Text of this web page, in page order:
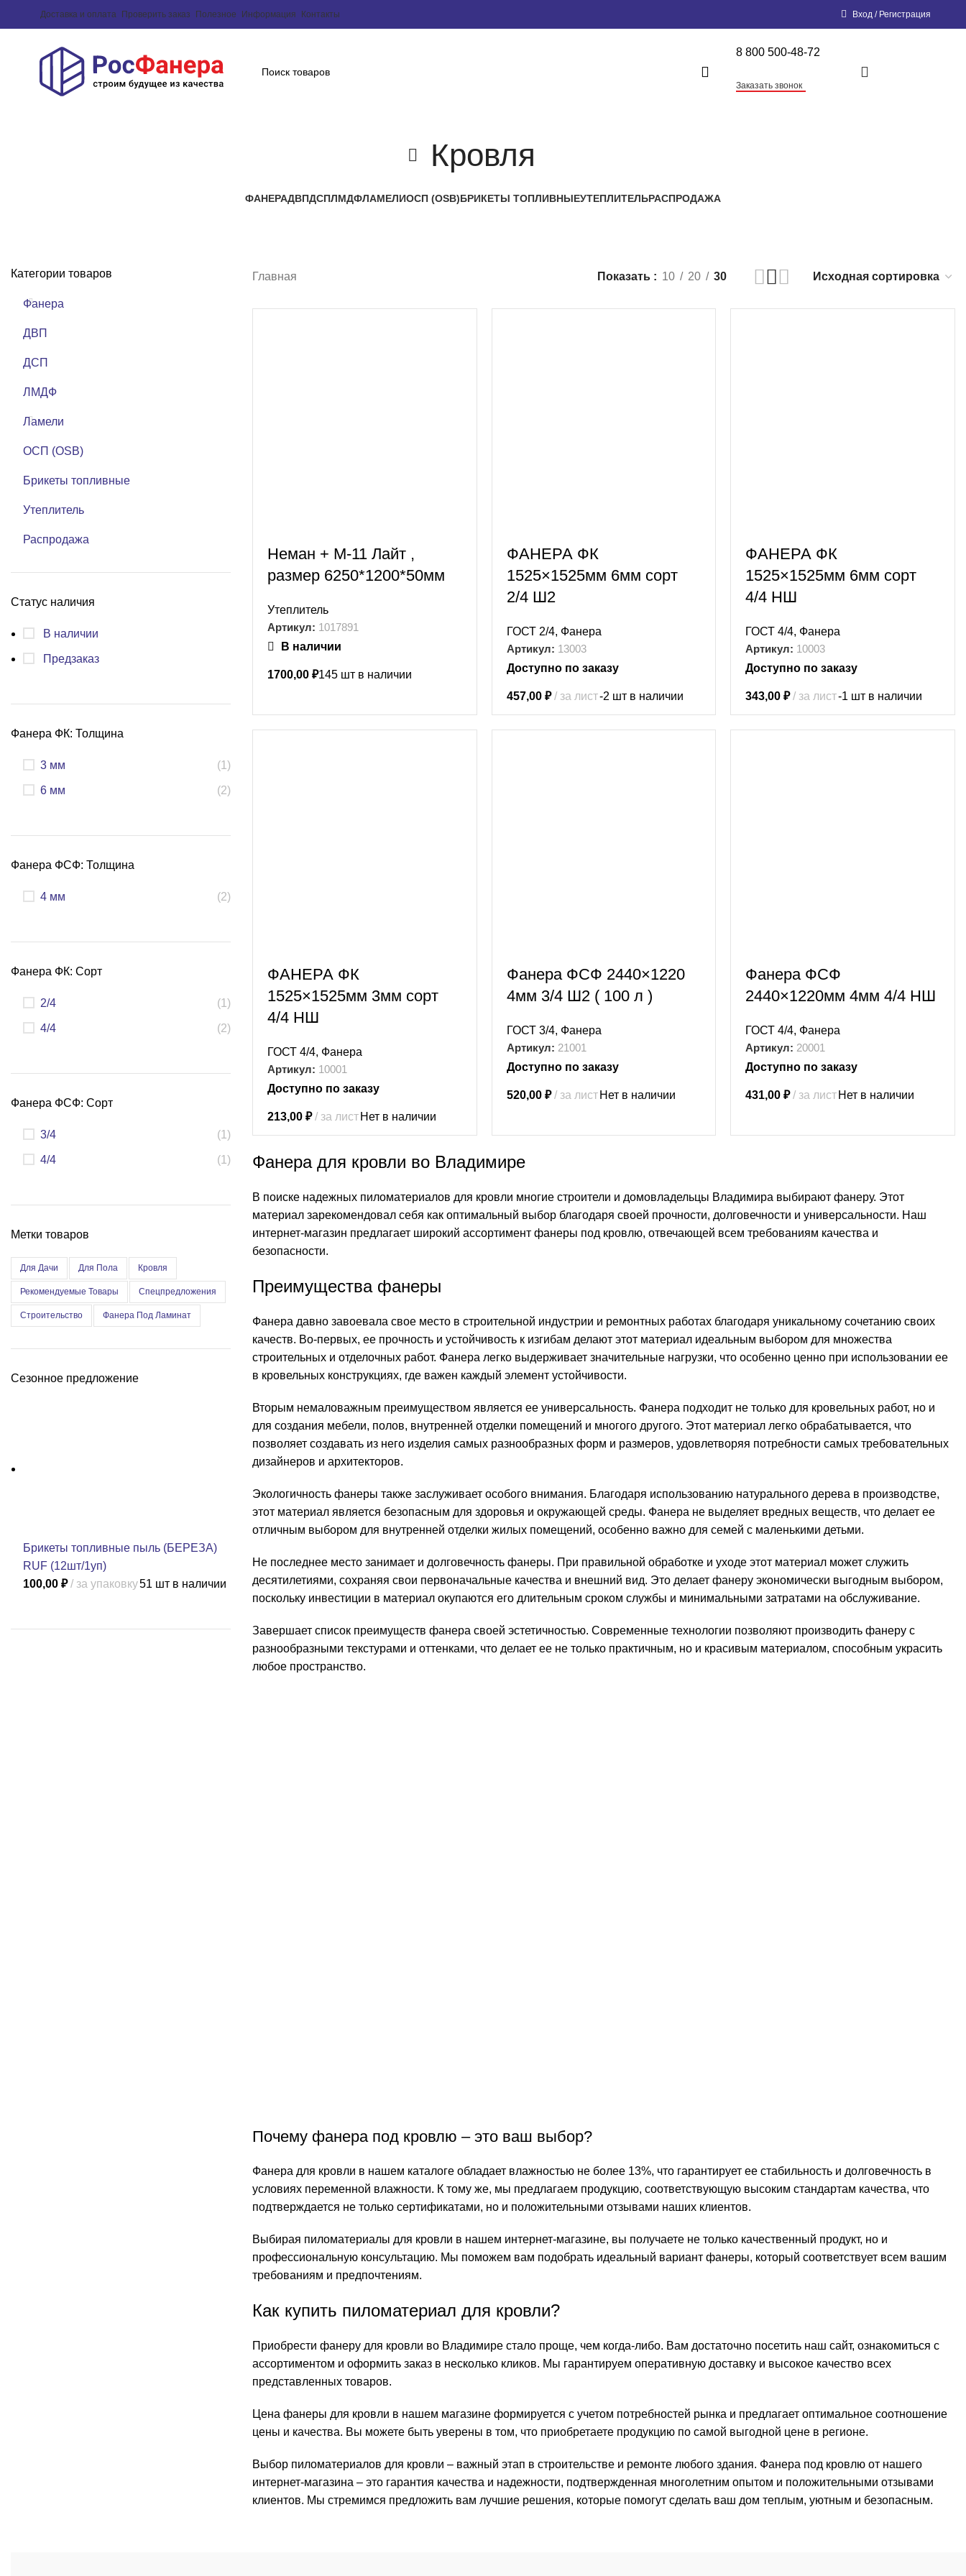
Доставка и оплата Проверить заказ Полезное Информация Контакты Вход / Регистрация
8 800 500-48-72
Заказать звонок
Кровля
ФАНЕРАДВПДСПЛМДФЛАМЕЛИОСП (OSB)БРИКЕТЫ ТОПЛИВНЫЕУТЕПЛИТЕЛЬРАСПРОДАЖА
Категории товаров
Фанера
ДВП
ДСП
ЛМДФ
Ламели
ОСП (OSB)
Брикеты топливные
Утеплитель
Распродажа
Статус наличия
В наличии
Предзаказ
Фанера ФК: Толщина
3 мм (1)
6 мм (2)
Фанера ФСФ: Толщина
4 мм (2)
Фанера ФК: Сорт
2/4 (1)
4/4 (2)
Фанера ФСФ: Сорт
3/4 (1)
4/4 (1)
Метки товаров
Для Дачи Для Пола Кровля
Рекомендуемые Товары Спецпредложения
Строительство Фанера Под Ламинат
Сезонное предложение
Брикеты топливные пыль (БЕРЕЗА)
RUF (12шт/1уп)
100,00 ₽ за упаковку51 шт в наличии
Главная Показать 10 20 30
Неман + М-11 Лайт ,
размер 6250*1200*50мм
Утеплитель
Артикул: 1017891
В наличии
1700,00 ₽145 шт в наличии
ФАНЕРА ФК
1525×1525мм 6мм сорт
2/4 Ш2
ГОСТ 2/4, Фанера
Артикул: 13003
Доступно по заказу
457,00 ₽ за лист-2 шт в наличии
ФАНЕРА ФК
1525×1525мм 6мм сорт
4/4 НШ
ГОСТ 4/4, Фанера
Артикул: 10003
Доступно по заказу
343,00₽ за лист-1 шт в наличии
ФАНЕРА ФК
1525×1525мм 3мм сорт
4/4 НШ
ГОСТ 4/4, Фанера
Артикул: 10001
Доступно по заказу
213,00 ₽ за лист Нет в наличии
Фанера ФСФ 2440×1220
4мм 3/4 Ш2 ( 100 л )
ГОСТ 3/4, Фанера
Артикул: 21001
Доступно по заказу
520,00 ₽ за лист Нет в наличии
Фанера ФСФ
2440×1220мм 4мм 4/4 НШ
ГОСТ 4/4, Фанера
Артикул: 20001
Доступно по заказу
431,00₽ за лист Нет в наличии
Фанера для кровли во Владимире
В поиске надежных пиломатериалов для кровли многие строители и домовладельцы Владимира выбирают фанеру. Этот
материал зарекомендовал себя как оптимальный выбор благодаря своей прочности, долговечности и универсальности. Наш
интернет-магазин предлагает широкий ассортимент фанеры под кровлю, отвечающей всем требованиям качества и
безопасности.
Преимущества фанеры
Фанера давно завоевала свое место в строительной индустрии и ремонтных работах благодаря уникальному сочетанию своих
качеств. Во-первых, ее прочность и устойчивость к изгибам делают этот материал идеальным выбором для множества
строительных и отделочных работ. Фанера легко выдерживает значительные нагрузки, что особенно ценно при использовании ее
в кровельных конструкциях, где важен каждый элемент устойчивости.
Вторым немаловажным преимуществом является ее универсальность. Фанера подходит не только для кровельных работ, но и
для создания мебели, полов, внутренней отделки помещений и многого другого. Этот материал легко обрабатывается, что
позволяет создавать из него изделия самых разнообразных форм и размеров, удовлетворяя потребности самых требовательных
дизайнеров и архитекторов.
Экологичность фанеры также заслуживает особого внимания. Благодаря использованию натурального дерева в производстве,
этот материал является безопасным для здоровья и окружающей среды. Фанера не выделяет вредных веществ, что делает ее
отличным выбором для внутренней отделки жилых помещений, особенно важно для семей с маленькими детьми.
Не последнее место занимает и долговечность фанеры. При правильной обработке и уходе этот материал может служить
десятилетиями, сохраняя свои первоначальные качества и внешний вид. Это делает фанеру экономически выгодным выбором,
поскольку инвестиции в материал окупаются его длительным сроком службы и минимальными затратами на обслуживание.
Завершает список преимуществ фанера своей эстетичностью. Современные технологии позволяют производить фанеру с
разнообразными текстурами и оттенками, что делает ее не только практичным, но и красивым материалом, способным украсить
любое пространство.
Почему фанера под кровлю – это ваш выбор?
Фанера для кровли в нашем каталоге обладает влажностью не более 13%, что гарантирует ее стабильность и долговечность в
условиях переменной влажности. К тому же, мы предлагаем продукцию, соответствующую высоким стандартам качества, что
подтверждается не только сертификатами, но и положительными отзывами наших клиентов.
Выбирая пиломатериалы для кровли в нашем интернет-магазине, вы получаете не только качественный продукт, но и
профессиональную консультацию. Мы поможем вам подобрать идеальный вариант фанеры, который соответствует всем вашим
требованиям и предпочтениям.
Как купить пиломатериал для кровли?
Приобрести фанеру для кровли во Владимире стало проще, чем когда-либо. Вам достаточно посетить наш сайт, ознакомиться с
ассортиментом и оформить заказ в несколько кликов. Мы гарантируем оперативную доставку и высокое качество всех
представленных товаров.
Цена фанеры для кровли в нашем магазине формируется с учетом потребностей рынка и предлагает оптимальное соотношение
цены и качества. Вы можете быть уверены в том, что приобретаете продукцию по самой выгодной цене в регионе.
Выбор пиломатериалов для кровли – важный этап в строительстве и ремонте любого здания. Фанера под кровлю от нашего
интернет-магазина – это гарантия качества и надежности, подтвержденная многолетним опытом и положительными отзывами
клиентов. Мы стремимся предложить вам лучшие решения, которые помогут сделать ваш дом теплым, уютным и безопасным.